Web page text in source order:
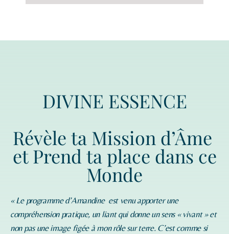
DIVINE ESSENCE
Révèle ta Mission d’Âme
et Prend ta place dans ce
Monde
« Le programme d’Amandineest venu apporter une
compréhension pratique, un liant qui donne un sens « vivant » et
non pas une image figée à mon rôle sur terre. C’est comme si